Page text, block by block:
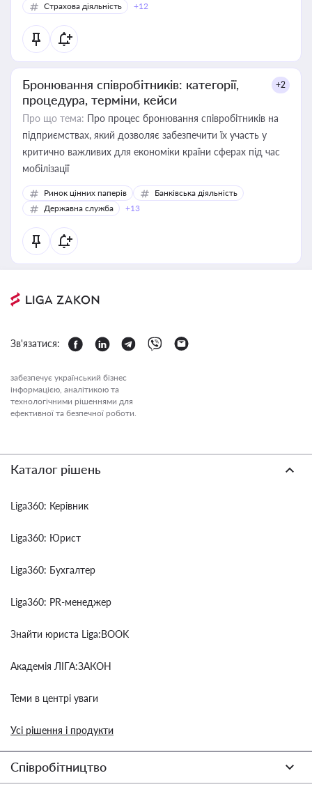
Страхова діяльність
+12
Бронювання співробітників: категорії,
процедура, терміни, кейси
+2
Про що тема: Про процес бронювання співробітників на
підприємствах, який дозволяє забезпечити їх участь у
критично важливих для економіки країни сферах під час
мобілізації
Ринок цінних паперів
Банківська діяльність
Державна служба
+13
Зв'язатися:
забезпечує український бізнес
інформацією, аналітикою та
технологічними рішеннями для
ефективної та безпечної роботи.
Каталог рішень
Liga360: Керівник
Liga360: Юрист
Liga360: Бухгалтер
Liga360: PR-менеджер
Знайти юриста Liga:BOOK
Академія ЛІГА:ЗАКОН
Теми в центрі уваги
Усі рішення і продукти
Співробітництво